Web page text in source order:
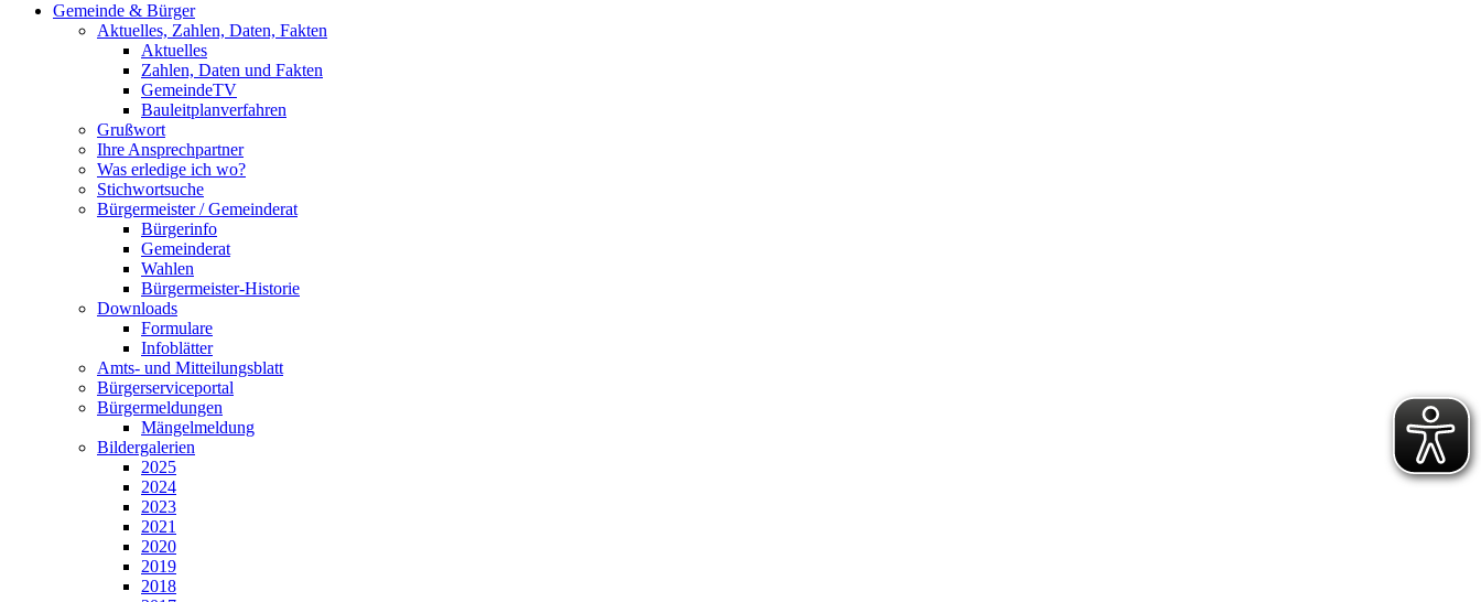
Gemeinde & Bürger
Aktuelles, Zahlen, Daten, Fakten
Aktuelles
Zahlen, Daten und Fakten
GemeindeTV
Bauleitplanverfahren
Grußwort
Ihre Ansprechpartner
Was erledige ich wo?
Stichwortsuche
Bürgermeister / Gemeinderat
Bürgerinfo
Gemeinderat
Wahlen
Bürgermeister-Historie
Downloads
Formulare
Infoblätter
Amts- und Mitteilungsblatt
Bürgerserviceportal
Bürgermeldungen
Mängelmeldung
Bildergalerien
2025
2024
2023
2021
2020
2019
2018